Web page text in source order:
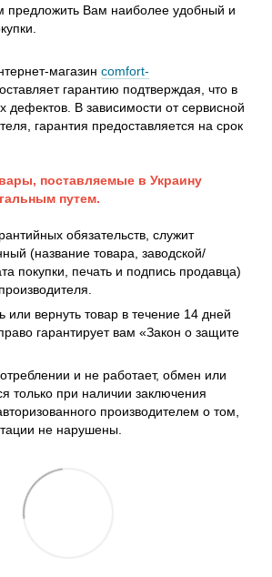
предложить Вам наиболее удобный и
магазин comfort-
гарантию подтверждая, что в
дефектов. В зависимости от сервисной
гарантия предоставляется на срок
поставляемые в Украину
путем.
обязательств, служит
(название товара, заводской/
покупки, печать и подпись продавца)
вернуть товар в течение 14 дней
гарантирует вам «Закон о защите
и не работает, обмен или
только при наличии заключения
производителем о том,
не нарушены.